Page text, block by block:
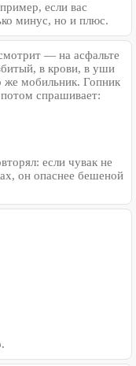
если вас
минус, но и плюс.
— на асфальте
в крови, в уши
же мобильник. Гопник
спрашивает:
если чувак не
он опаснее бешеной